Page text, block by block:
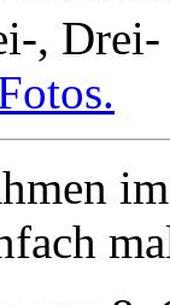
, Drei-